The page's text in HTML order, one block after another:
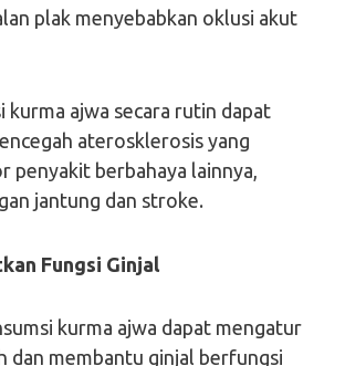
plak menyebabkan oklusi akut
kurma ajwa secara rutin dapat
aterosklerosis yang
penyakit berbahaya lainnya,
jantung dan stroke.
Fungsi Ginjal
kurma ajwa dapat mengatur
dan membantu ginjal berfungsi